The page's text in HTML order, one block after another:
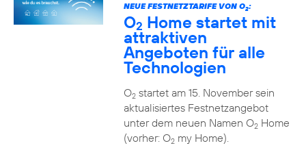
NEUE FESTNETZTARIFE VON O2:
O2 Home startet mit
attraktiven
Angeboten für alle
Technologien
O2startet am 15. November sein
aktualisiertes Festnetzangebot
unter dem neuen Namen O2Home
(vorher: O2my Home).